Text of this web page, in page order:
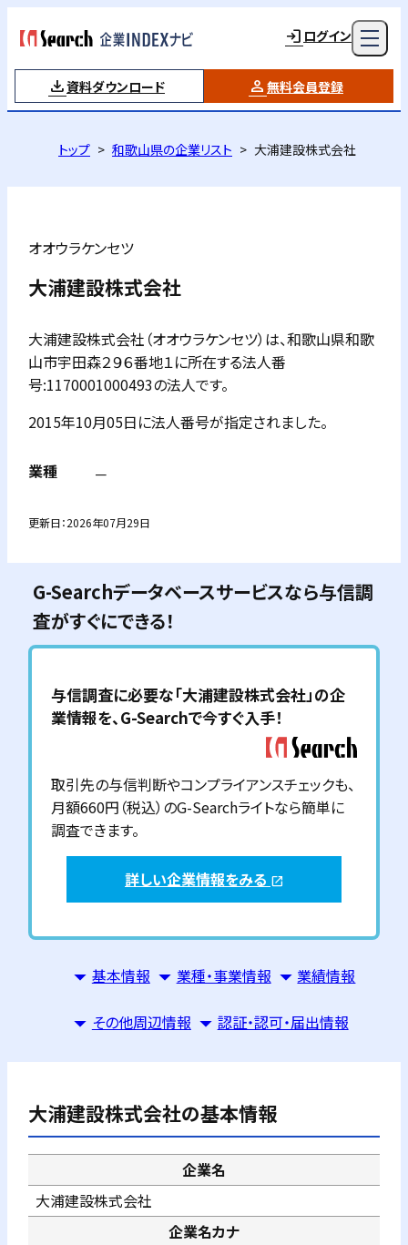
ログイン
資料ダウンロード 無料会員登録
トップ 和歌山県の企業リスト 大浦建設株式会社
オオウラケンセツ
大浦建設株式会社
大浦建設株式会社（オオウラケンセツ）は、和歌山県和歌
山市宇田森２９６番地１に所在する法人番
号:1170001000493の法人です。
2015年10月05日に法人番号が指定されました。
業種 －
更新日：2026年07月29日
G-Searchデータベースサービスなら与信調
査がすぐにできる！
与信調査に必要な「大浦建設株式会社」の企
業情報を、G-Searchで今すぐ入手！
取引先の与信判断やコンプライアンスチェックも、
月額660円（税込）のG-Searchライトなら簡単に
調査できます。
詳しい企業情報をみる open_in_new
基本情報 業種・事業情報 業績情報
その他周辺情報 認証・認可・届出情報
大浦建設株式会社の基本情報
企業名
大浦建設株式会社
企業名カナ